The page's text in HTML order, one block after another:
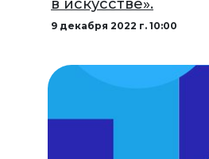
в искусстве».
9 декабря 2022 г. 10:00